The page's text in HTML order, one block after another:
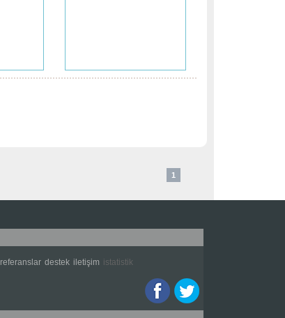
1
referanslar destek i̇letişim i̇statistik